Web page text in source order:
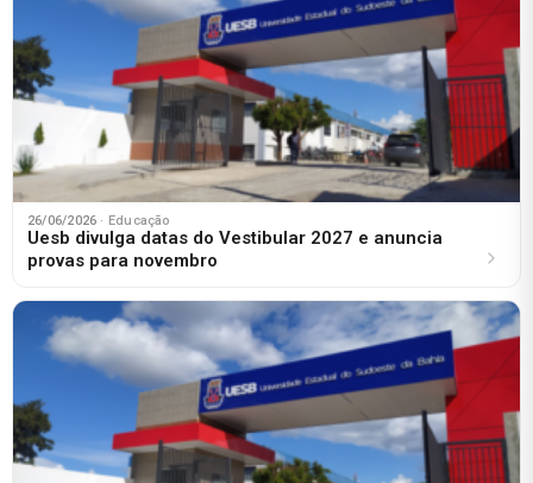
26/06/2026 · Educação
Uesb divulga datas do Vestibular 2027 e anuncia
provas para novembro